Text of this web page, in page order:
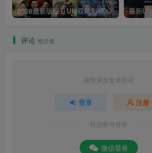
2026最新版绿豆UI9双端影视APP源码
评论 抢沙发
请登录后发表评论
登录 注册
社交账号登录
微信登录